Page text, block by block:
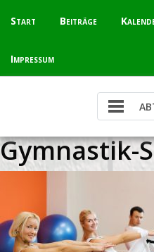
Start Beiträge
Impressum
Gymnastik-